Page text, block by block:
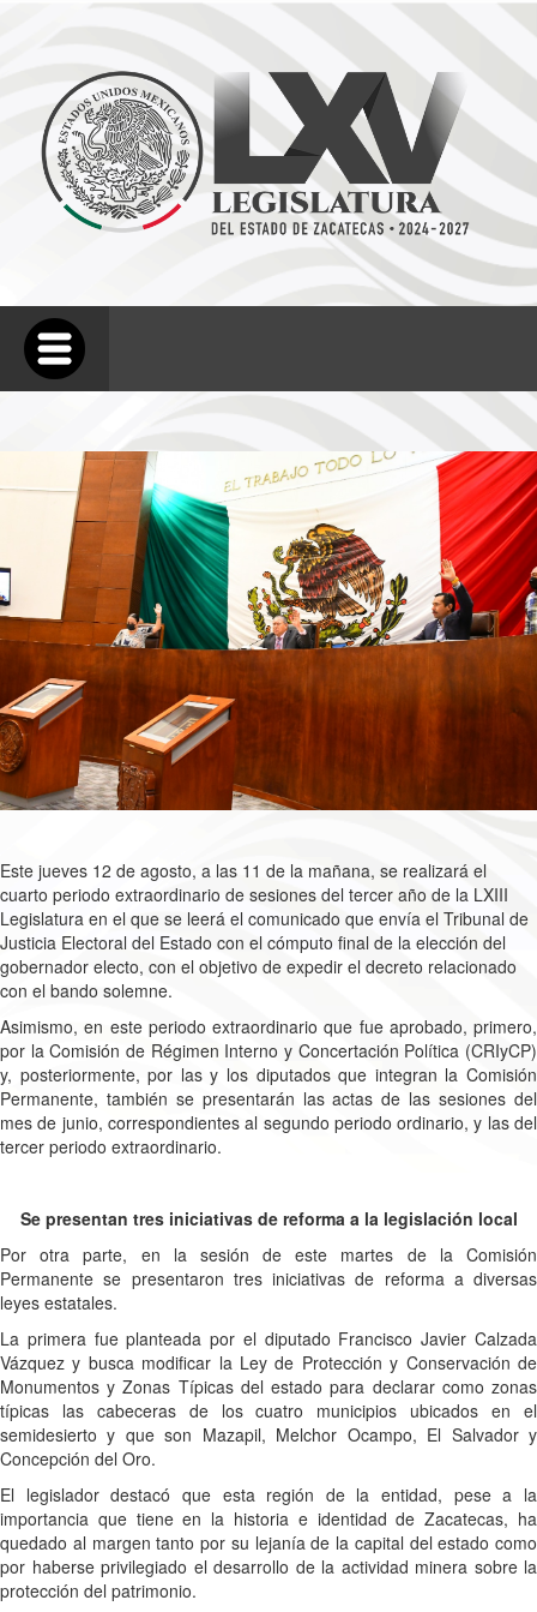
Este jueves 12 de agosto, a las 11 de la mañana, se realizará el
cuarto periodo extraordinario de sesiones del tercer año de la LXIII
Legislatura en el que se leerá el comunicado que envía el Tribunal de
Justicia Electoral del Estado con el cómputo final de la elección del
gobernador electo, con el objetivo de expedir el decreto relacionado
con el bando solemne.
Asimismo, en este periodo extraordinario que fue aprobado, primero,
por la Comisión de Régimen Interno y Concertación Política (CRIyCP)
y, posteriormente, por las y los diputados que integran la Comisión
Permanente, también se presentarán las actas de las sesiones del
mes de junio, correspondientes al segundo periodo ordinario, y las del
tercer periodo extraordinario.
Se presentan tres iniciativas de reforma a la legislación local
Por otra parte, en la sesión de este martes de la Comisión
Permanente se presentaron tres iniciativas de reforma a diversas
leyes estatales.
La primera fue planteada por el diputado Francisco Javier Calzada
Vázquez y busca modificar la Ley de Protección y Conservación de
Monumentos y Zonas Típicas del estado para declarar como zonas
típicas las cabeceras de los cuatro municipios ubicados en el
semidesierto y que son Mazapil, Melchor Ocampo, El Salvador y
Concepción del Oro.
El legislador destacó que esta región de la entidad, pese a la
importancia que tiene en la historia e identidad de Zacatecas, ha
quedado al margen tanto por su lejanía de la capital del estado como
por haberse privilegiado el desarrollo de la actividad minera sobre la
protección del patrimonio.